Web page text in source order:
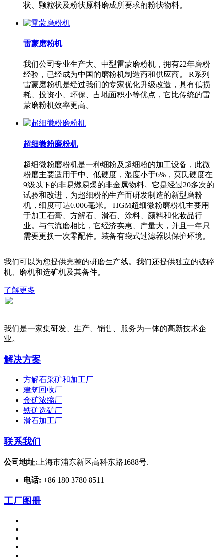
状、颗粒状及粉状原料磨成所要求的粉状物料。
雷蒙磨粉机
我们公司专业生产大、中型雷蒙磨粉机，拥有22年磨粉
经验，已经成为中国的磨粉机制造商和供应商。 R系列
雷蒙磨粉机是经过我们的专家优化升级改造，具有低损
耗、投资小、环保、占地面积小等优点，它比传统的雷
蒙磨粉机效率更高。
超细微粉磨粉机
超细微粉磨粉机是一种细粉及超细粉的加工设备，此微
粉磨主要适用于中、低硬度，湿度小于6%，莫氏硬度在
9级以下的非易燃易爆的非金属物料。它是经过20多次的
试验和改进，为超细粉的生产而研发制造的新型磨粉
机，细度可达0.006毫米。 HGM超细微粉磨粉机主要用
于加工石膏、方解石、滑石、涂料、颜料和化妆品行
业。与气流磨相比，它经济实惠、产量大，并且一年只
需要更换一次零配件。装备有袋式过滤器以保护环境。
我们可以为您提供完整的研磨生产线。我们还提供独立的破碎
机、磨机和选矿机及其备件。
了解更多
我们是一家集研发、生产、销售、服务为一体的高新技术企
业。
解决方案
方解石采矿和加工厂
建筑回收厂
金矿浓缩厂
铁矿选矿厂
滑石加工厂
联系我们
公司地址: 上海市浦东新区高科东路1688号.
电话: +86 180 3780 8511
工厂图册